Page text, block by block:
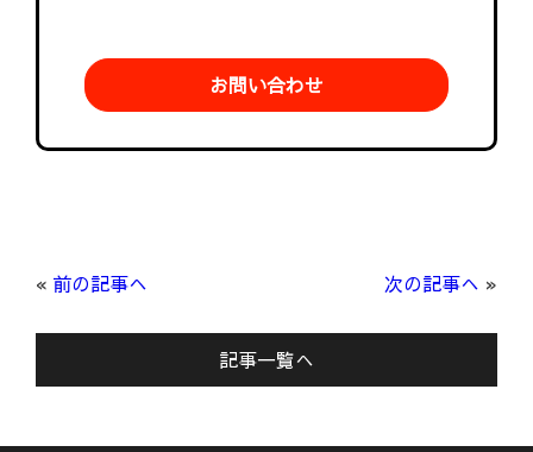
お問い合わせ
« 前の記事へ 次の記事へ »
記事一覧へ